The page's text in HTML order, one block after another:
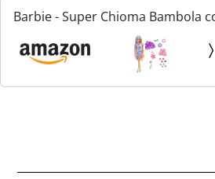
Barbie - Super Chioma Bambola
capelli fantasia lunghi 21,6cm,
moda - 8 con effetto cambia